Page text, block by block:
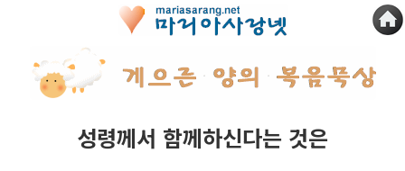
성령께서 함께하신다는 것은